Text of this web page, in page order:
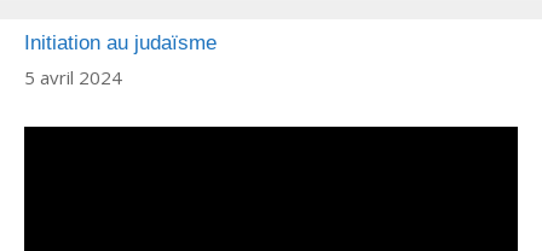
Initiation au judaïsme
5 avril 2024